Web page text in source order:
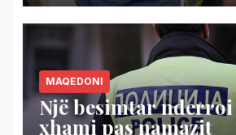
MAQEDONI
Një besimtar nderroi
xhami pas namazit